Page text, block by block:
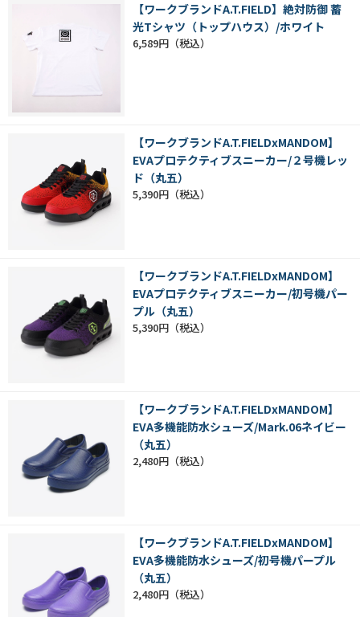
【ワークブランドA.T.FIELD】絶対防御 蓄
光Tシャツ（トップハウス）/ホワイト
6,589円
【ワークブランドA.T.FIELDxMANDOM】
EVAプロテクティブスニーカー/２号機レッ
ド（丸五）
5,390円
【ワークブランドA.T.FIELDxMANDOM】
EVAプロテクティブスニーカー/初号機パー
プル（丸五）
5,390円
【ワークブランドA.T.FIELDxMANDOM】
EVA多機能防水シューズ/Mark.06ネイビー
（丸五）
2,480円
【ワークブランドA.T.FIELDxMANDOM】
EVA多機能防水シューズ/初号機パープル
（丸五）
2,480円